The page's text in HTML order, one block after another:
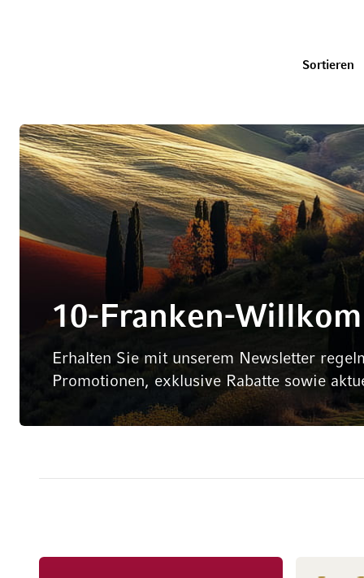
Sortieren
10-Franken-
Erhalten Sie mit unserem Newsletter
Promotionen, exklusive Rabatte sowie